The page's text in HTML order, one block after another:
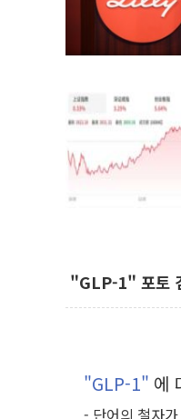
"GLP-1" 포토
"GLP-1" 에
- 단어의 철자